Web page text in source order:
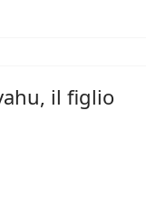
il figlio